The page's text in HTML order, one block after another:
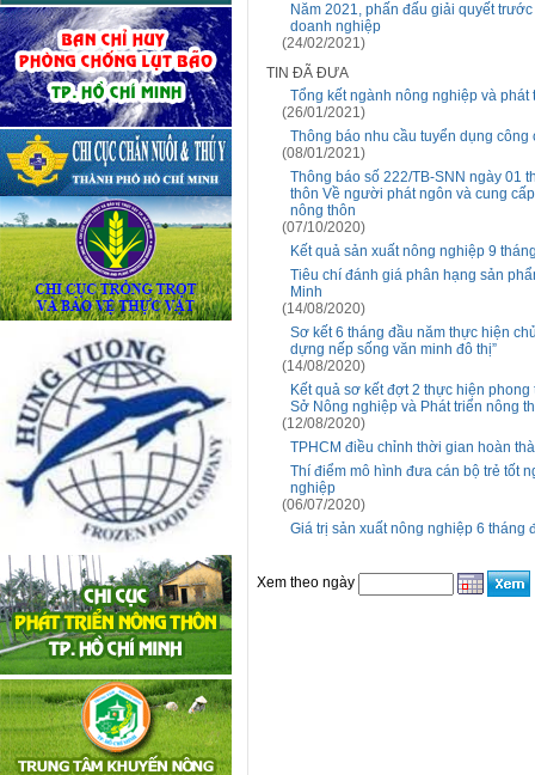
Năm 2021, phấn đấu giải quyết
doanh nghiệp
(24/02/2021)
TIN ĐÃ ĐƯA
Tổng kết ngành nông nghiệp và
(26/01/2021)
Thông báo nhu cầu tuyển dụng
(08/01/2021)
Thông báo số 222/TB-SNN ngày 01
thôn Về người phát ngôn và cung
nông thôn
(07/10/2020)
Kết quả sản xuất nông nghiệp 9
Tiêu chí đánh giá phân hạng sản
Minh
(14/08/2020)
Sơ kết 6 tháng đầu năm thực hiện
dựng nếp sống văn minh đô thị”
(14/08/2020)
Kết quả sơ kết đợt 2 thực hiện
Sở Nông nghiệp và Phát triển nông
(12/08/2020)
TPHCM điều chỉnh thời gian hoàn
Thí điểm mô hình đưa cán bộ trẻ tốt
nghiệp
(06/07/2020)
Giá trị sản xuất nông nghiệp 6 tháng
Xem theo ngày